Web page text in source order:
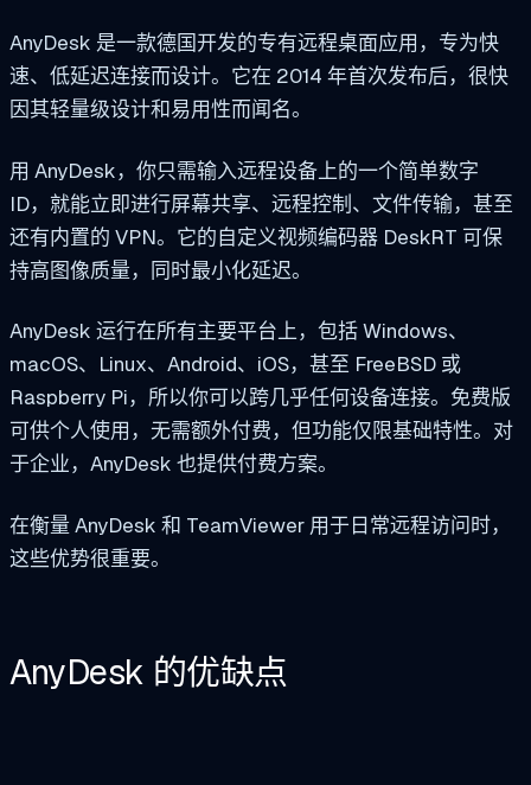
AnyDesk 是一款德国开发的专有远程桌面应用，专为快
速、低延迟连接而设计。它在 2014 年首次发布后，很快
因其轻量级设计和易用性而闻名。
用 AnyDesk，你只需输入远程设备上的一个简单数字
ID，就能立即进行屏幕共享、远程控制、文件传输，甚至
还有内置的 VPN。它的自定义视频编码器 DeskRT 可保
持高图像质量，同时最小化延迟。
AnyDesk 运行在所有主要平台上，包括 Windows、
macOS、Linux、Android、iOS，甚至 FreeBSD 或
Raspberry Pi，所以你可以跨几乎任何设备连接。免费版
可供个人使用，无需额外付费，但功能仅限基础特性。对
于企业，AnyDesk 也提供付费方案。
在衡量 AnyDesk 和 TeamViewer 用于日常远程访问时，
这些优势很重要。
AnyDesk 的优缺点